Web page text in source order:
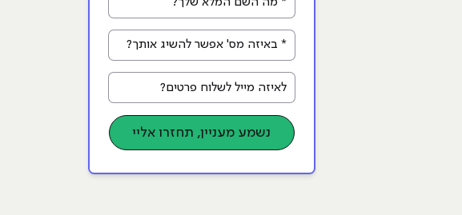
* באיזה מס' אפשר להשיג אותך?
לאיזה מייל לשלוח פרטים?
נשמע מעניין, תחזרו אליי